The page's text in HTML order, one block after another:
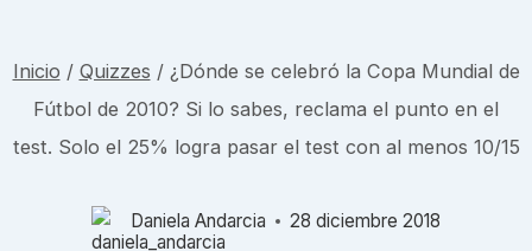
Inicio / Quizzes / ¿Dónde se celebró la Copa Mundial de
Fútbol de 2010? Si lo sabes, reclama el punto en el
test. Solo el 25% logra pasar el test con al menos 10/15
Daniela Andarcia 28 diciembre 2018